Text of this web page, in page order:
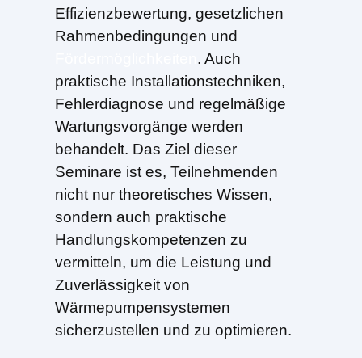
Effizienzbewertung, gesetzlichen
Rahmenbedingungen und
. Auch
praktische Installationstechniken,
Fehlerdiagnose und regelmäßige
Wartungsvorgänge werden
behandelt. Das Ziel dieser
Seminare ist es, Teilnehmenden
nicht nur theoretisches Wissen,
sondern auch praktische
Handlungskompetenzen zu
vermitteln, um die Leistung und
Zuverlässigkeit von
Wärmepumpensystemen
sicherzustellen und zu optimieren.